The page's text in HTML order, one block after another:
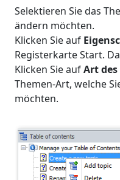
Selektieren Sie das
ändern möchten.
Klicken Sie auf
Registerkarte Start.
Klicken Sie aufArt des
Themen-Art, welche
möchten.